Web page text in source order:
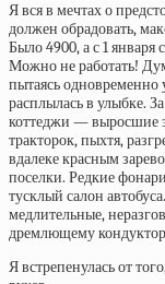
Я вся в мечтах о
должен обрадовать,
Было 4900, а с 1 января
Можно не работать!
пытаясь одновременно
расплылась в улыбке.
коттеджи — выросшие
тракторок, пыхтя,
вдалеке красным
поселки. Редкие
тусклый салон
медлительные,
дремлющему
Я встрепенулась от